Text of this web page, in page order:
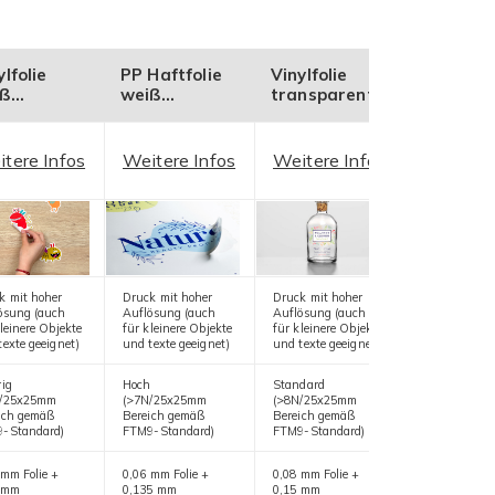
27.07.2026
PP Haftfolie
weiß
Vinylfolie
transparent
Infos Weitere Infos Weitere Infos
mit hoher
(auch
Objekte
geeignet)
Druck mit hoher
Auflösung (auch
für kleinere Objekte
und texte geeignet)
Druck mit hoher
Auflösung (auch
für kleinere Objekte
und texte geeignet)
25x25mm
gemäß
Standard)
Hoch
(>7N/25x25mm
Bereich gemäß
FTM9-Standard)
Standard
(>8N/25x25mm
Bereich gemäß
FTM9-Standard)
Folie +
0,06 mm Folie +
0,135 mm
0,08 mm Folie +
0,15 mm